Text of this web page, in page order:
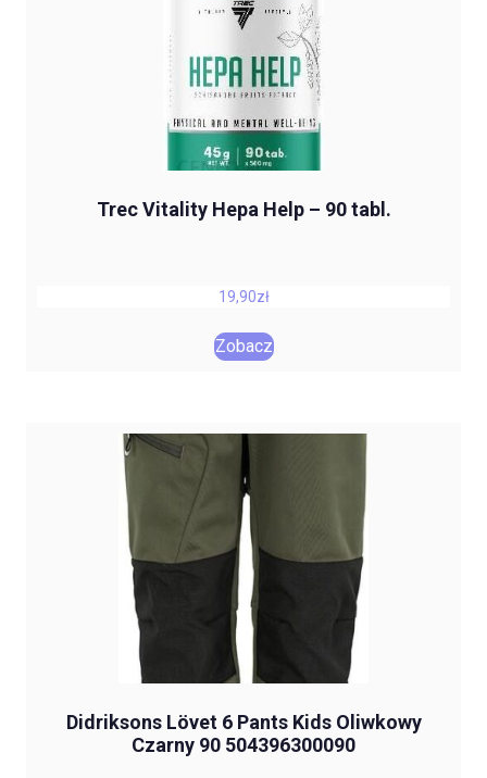
Trec Vitality Hepa Help – 90 tabl.
19,90zł
Zobacz
Didriksons Lövet 6 Pants Kids Oliwkowy
Czarny 90 504396300090